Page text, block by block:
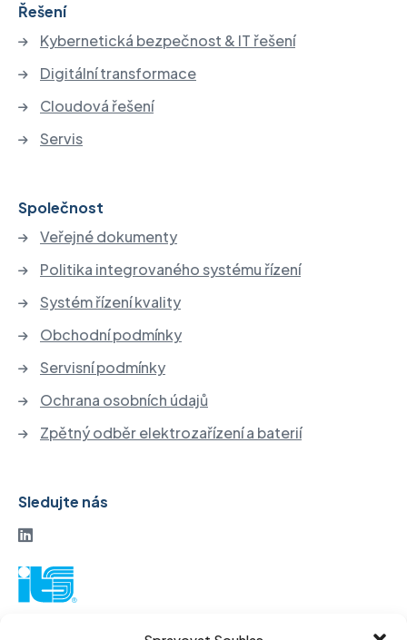
Řešení
Kybernetická bezpečnost & IT řešení
Digitální transformace
Cloudová řešení
Servis
Společnost
Veřejné dokumenty
Politika integrovaného systému řízení
Systém řízení kvality
Obchodní podmínky
Servisní podmínky
Ochrana osobních údajů
Zpětný odběr elektrozařízení a baterií
Sledujte nás